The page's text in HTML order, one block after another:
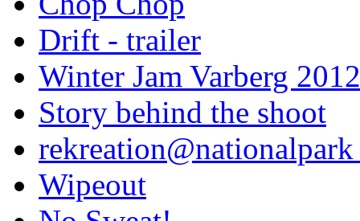
Drift - trailer
Winter Jam Varberg 2012
Story behind the shoot
rekreation@nationalpark
Wipeout